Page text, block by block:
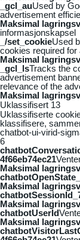
_gcl_auUsed by
advertisement
Maksimal
informasjonskapsel
_/set_cookieUsed
cookies required
Maksimal
_gcl_lsTracks the
advertisement
relevance of the
Maksimal
Uklassifisert 13
Uklassifiserte
klassifisere,
chatbot-ui-virid-
6
4f66eb74ec21
Maksimal
Maksimal
Maksimal
chatbotUserId
Maksimal